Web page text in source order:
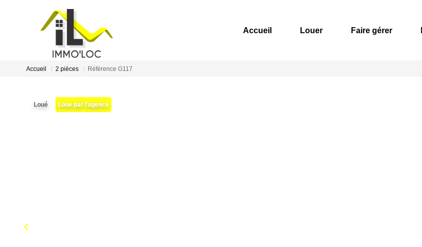
Accueil Louer Faire gérer
Accueil 2 pièces Référence G117
Loué Loue par l'agence